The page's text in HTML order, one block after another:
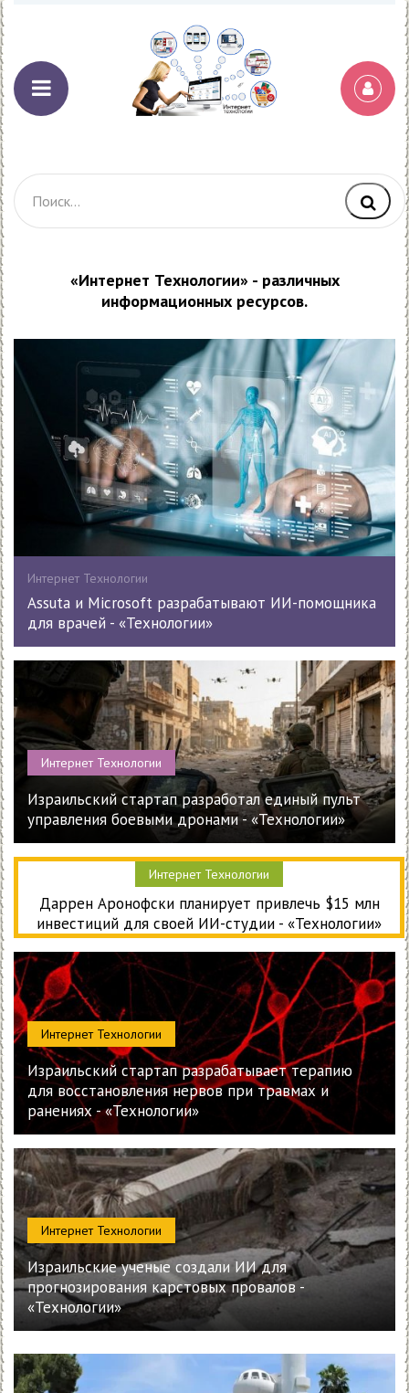
«Интернет Технологии» - различных
информационных ресурсов.
Интернет Технологии
Assuta и Microsoft разрабатывают ИИ-помощника
для врачей - «Технологии»
Интернет Технологии
Израильский стартап разработал единый пульт
управления боевыми дронами - «Технологии»
Интернет Технологии
Даррен Аронофски планирует привлечь $15 млн
инвестиций для своей ИИ-студии - «Технологии»
Интернет Технологии
Израильский стартап разрабатывает терапию
для восстановления нервов при травмах и
ранениях - «Технологии»
Интернет Технологии
Израильские ученые создали ИИ для
прогнозирования карстовых провалов -
«Технологии»